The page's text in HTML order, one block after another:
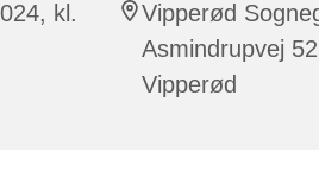
kl.
Vipperød
Asmindrupvej
Vipperød